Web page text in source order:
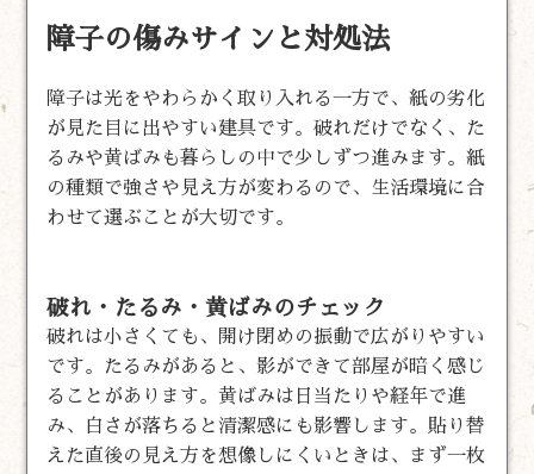
障子の傷みサインと対処法
障子は光をやわらかく取り入れる一方で、紙の劣化
が見た目に出やすい建具です。破れだけでなく、た
るみや黄ばみも暮らしの中で少しずつ進みます。紙
の種類で強さや見え方が変わるので、生活環境に合
わせて選ぶことが大切です。
破れ・たるみ・黄ばみのチェック
破れは小さくても、開け閉めの振動で広がりやすい
です。たるみがあると、影ができて部屋が暗く感じ
ることがあります。黄ばみは日当たりや経年で進
み、白さが落ちると清潔感にも影響します。貼り替
えた直後の見え方を想像しにくいときは、まず一枚